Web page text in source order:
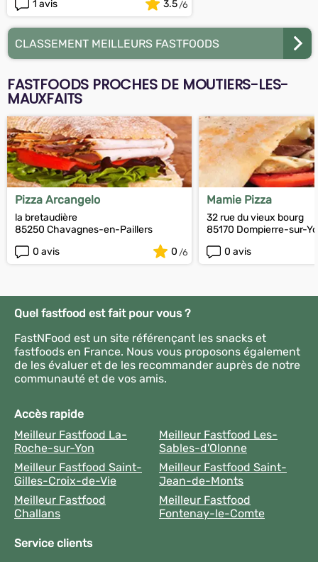
1 avis
3.5
CLASSEMENT MEILLEURS FASTFOODS
FASTFOODS PROCHES DE MOUTIERS-LES-
MAUXFAITS
Pizza Arcangelo
la bretaudière
85250 Chavagnes-en-Paillers
0 avis
0
Mamie Pizza
32 rue du vieux bourg
85170 Dompierre-sur-
0 avis
Quel fastfood est fait pour vous ?
FastNFood est un site référençant les snacks et
fastfoods en France. Nous vous proposons également
de les évaluer et de les recommander auprès de notre
communauté et de vos amis.
Accès rapide
Meilleur Fastfood La-
Roche-sur-Yon
Meilleur Fastfood Les-
Sables-d'Olonne
Meilleur Fastfood Saint-
Gilles-Croix-de-Vie
Meilleur Fastfood Saint-
Jean-de-Monts
Meilleur Fastfood
Challans
Meilleur Fastfood
Fontenay-le-Comte
Service clients